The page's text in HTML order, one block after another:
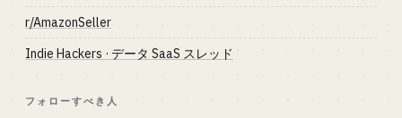
r/AmazonSeller
Indie Hackers · データ SaaS スレッド
フォローすべき人